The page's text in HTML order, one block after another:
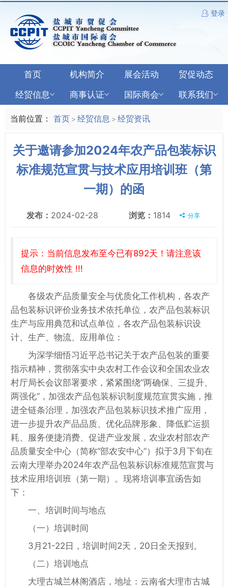
登录
首页 机构简介 展会活动
贸促动态
经贸信息
商事认证 国际商会 联系我们
当前位置： 首页 > 经贸信息 > 经贸资讯
关于邀请参加2024年农产品包装标识
标准规范宣贯与技术应用培训班（第
一期）的函
发布： 2024-02-28 浏览： 1814 分享
提示：当前信息发布至今已有892天！请注意该
信息的时效性 !!!
各级农产品质量安全与优质化工作机构，各农产
品包装标识评价业务技术依托单位，农产品包装标识
生产与应用典范和试点单位，各农产品包装标识设
计、生产、物流、应用单位：
为深学细悟习近平总书记关于农产品包装的重要
指示精神，贯彻落实中央农村工作会议和全国农业农
村厅局长会议部署要求，紧紧围绕“两确保、三提升、
两强化”，加强农产品包装标识制度规范宣贯实施，推
进全链条治理，加强农产品包装标识技术推广应用，
进一步提升农产品品质、优化品牌形象、降低贮运损
耗、服务便捷消费、促进产业发展，农业农村部农产
品质量安全中心（简称“部农安中心”）拟于3月下旬在
云南大理举办2024年农产品包装标识标准规范宣贯与
技术应用培训班（第一期）。现将培训事宜函告如
下：
一、培训时间与地点
（一）培训时间
3月21-22日，培训时间2天，20日全天报到。
（二）培训地点
大理古城兰林阁酒店，地址：云南省大理市古城